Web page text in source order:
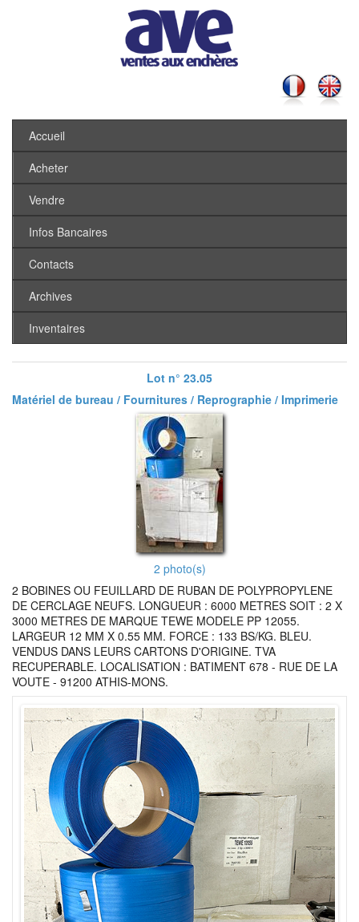
Accueil
Acheter
Vendre
Infos Bancaires
Contacts
Archives
Inventaires
Lot n° 23.05
Matériel de bureau / Fournitures / Reprographie / Imprimerie
2 photo(s)
2 BOBINES OU FEUILLARD DE RUBAN DE POLYPROPYLENE
DE CERCLAGE NEUFS. LONGUEUR : 6000 METRES SOIT : 2 X
3000 METRES DE MARQUE TEWE MODELE PP 12055.
LARGEUR 12 MM X 0.55 MM. FORCE : 133 BS/KG. BLEU.
VENDUS DANS LEURS CARTONS D'ORIGINE. TVA
RECUPERABLE. LOCALISATION : BATIMENT 678 - RUE DE LA
VOUTE - 91200 ATHIS-MONS.